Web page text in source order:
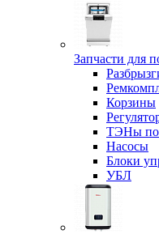
Запчасти для
Корзины
ТЭНы
Насосы
Блоки
УБЛ